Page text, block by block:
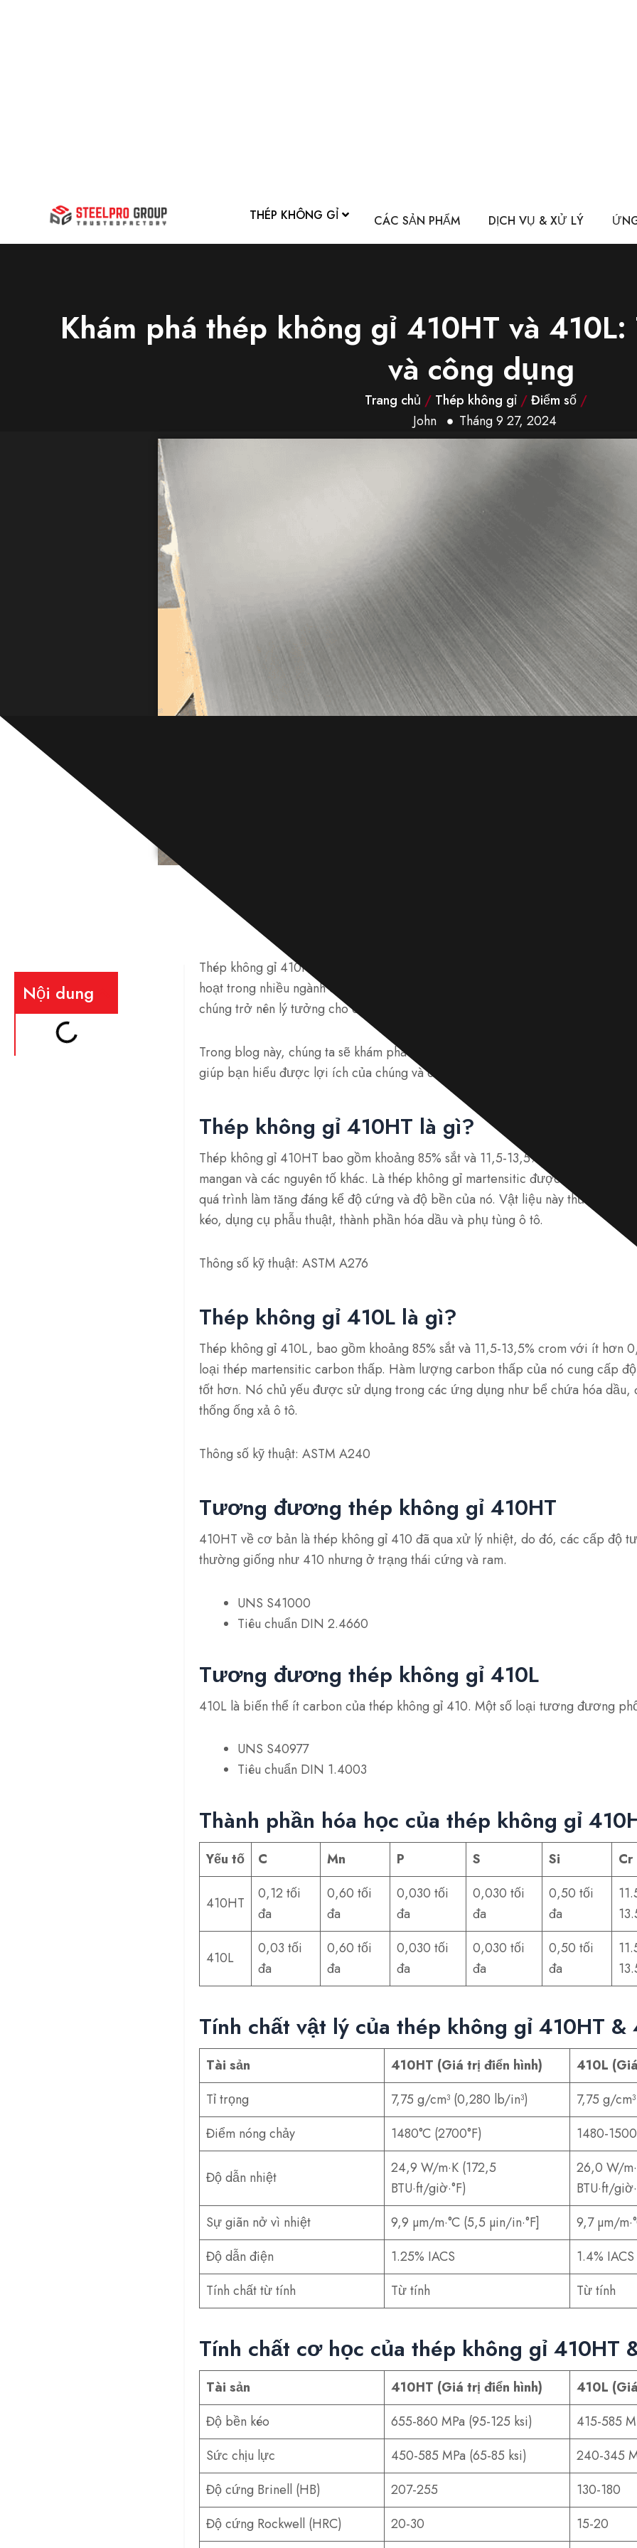
THÉP KHÔNG GỈ CÁC SẢN PHẨM DỊCH VỤ & XỬ LÝ
Khám phá thép không gỉ 410HT và
và công dụng
Trang chủ / Thép không gỉ /Điểm số /
John
Tháng 9 27, 2024
Nội dung
Thép không gỉ 410HT và 410L được biết đến rộng rãi vì độ bền, khả năng
hoạt trong nhiều ngành công nghiệp khác nhau. Mỗi loại đều có những đặc
chúng trở nên lý tưởng cho các ứng dụng khác nhau.
Trong blog này, chúng ta sẽ khám phá các tính chất, thành phần và công dụng
giúp bạn hiểu được lợi ích của chúng và cách chúng được xử lý cho mục đích
Thép không gỉ 410HT là gì?
Thép không gỉ 410HT bao gồm khoảng 85% sắt và 11,5-13,5% crom, với một
mangan và các nguyên tố khác. Là thép không gỉ martensitic được xử lý nhiệt,
quá trình làm tăng đáng kể độ cứng và độ bền của nó. Vật liệu này thường
kéo, dụng cụ phẫu thuật, thành phần hóa dầu và phụ tùng ô tô.
Thông số kỹ thuật: ASTM A276
Thép không gỉ 410L là gì?
Thép không gỉ 410L, bao gồm khoảng 85% sắt và 11,5-13,5% crom với ít hơn
loại thép martensitic carbon thấp. Hàm lượng carbon thấp của nó cung cấp độ
tốt hơn. Nó chủ yếu được sử dụng trong các ứng dụng như bể chứa hóa dầu,
thống ống xả ô tô.
Thông số kỹ thuật: ASTM A240
Tương đương thép không gỉ 410HT
410HT về cơ bản là thép không gỉ 410 đã qua xử lý nhiệt, do đó, các cấp độ
thường giống như 410 nhưng ở trạng thái cứng và ram.
UNS S41000
Tiêu chuẩn DIN 2.4660
Tương đương thép không gỉ 410L
410L là biến thể ít carbon của thép không gỉ 410. Một số loại tương đương
UNS S40977
Tiêu chuẩn DIN 1.4003
Thành phần hóa học của thép không gỉ
Yếu tố C Mn P S Si Cr
410HT
0,12 tối
đa
0,60 tối
đa
0,030 tối
đa
0,030 tối
đa
0,50 tối
đa
410L
0,03 tối
đa
0,60 tối
đa
0,030 tối
đa
0,030 tối
đa
0,50 tối
đa
Tính chất vật lý của thép không gỉ 410HT &
Tài sản 410HT (Giá trị điển hình)
410L
Tỉ trọng
7,75 g/cm³ (0,280 lb/in³)
7,75 g/
Điểm nóng chảy
1480°C (2700°F) 1480-
Độ dẫn nhiệt
24,9 W/m·K (172,5
BTU·ft/giờ·°F)
26,0 W/
BTU·ft/
Sự giãn nở vì nhiệt
9,9 µm/m·°C (5,5 µin/in·°F]
9,7 µm/
Độ dẫn điện
1.25% IACS
1.4% IACS
Tính chất từ tính
Từ tính Từ tính
Tính chất cơ học của thép không gỉ 410HT
Tài sản 410HT (Giá trị điển hình)
410L
Độ bền kéo
655-860 MPa (95-125 ksi)
415-585
Sức chịu lực
450-585 MPa (65-85 ksi)
240-345
Độ cứng Brinell (HB)
207-255
130-180
Độ cứng Rockwell (HRC)
20-30 15-20